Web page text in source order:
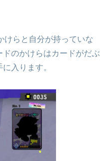
けらと自分が持っていな
のかけらはカードがだぶ
入ります。